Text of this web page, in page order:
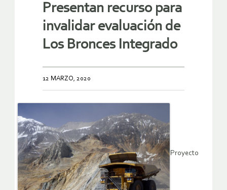
Presentan recurso para
invalidar evaluación de
Los Bronces Integrado
12 MARZO, 2020
Proyecto